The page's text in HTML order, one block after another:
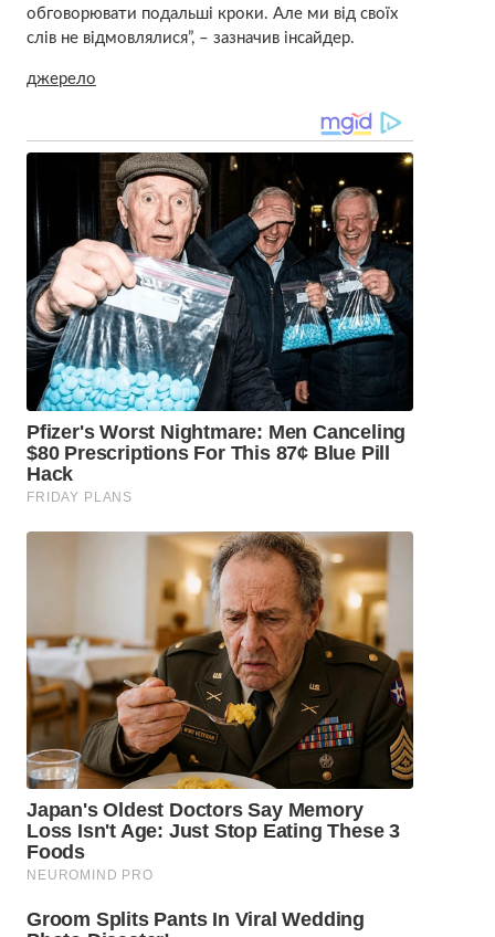
обговорювати подальші кроки. Але ми від своїх
слів не відмовлялися”, – зазначив інсайдер.
джерело